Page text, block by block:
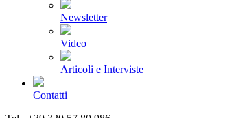
Newsletter
Video
Articoli e Interviste
Contatti